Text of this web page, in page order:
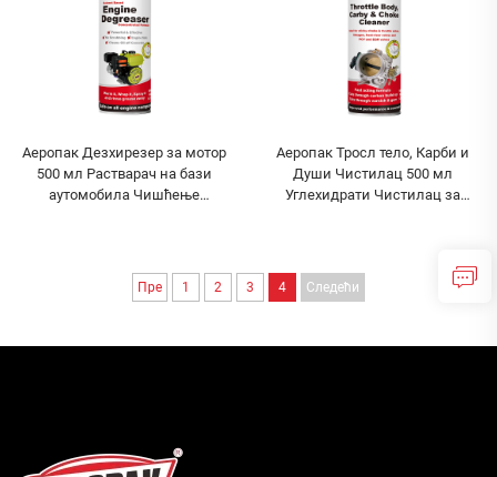
Аеропак Дезхирезер за мотор
500 мл Растварач на бази
аутомобила Чишћење
Аеропак Тросл тело, Карби и
Души Чистилац 500 мл
Углехидрати Чистилац за
Пре 1 2 3 4 Следећи